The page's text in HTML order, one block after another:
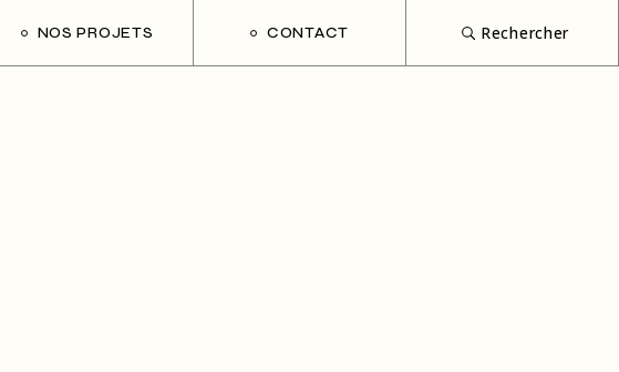
NOS PROJETS CONTACT Rechercher